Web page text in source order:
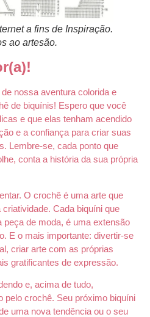
a fins de Inspiração.
ao artesão.
nossa aventura colorida e
de biquínis! Espero que você
e que elas tenham acendido
e a confiança para criar suas
Lembre-se, cada ponto que
conta a história da sua própria
O crochê é uma arte que
Cada biquíni que
de moda, é uma extensão
E o mais importante: divertir-se
criar arte com as próprias
gratificantes de expressão.
e, acima de tudo,
pelo crochê. Seu próximo biquíni
uma nova tendência ou o seu